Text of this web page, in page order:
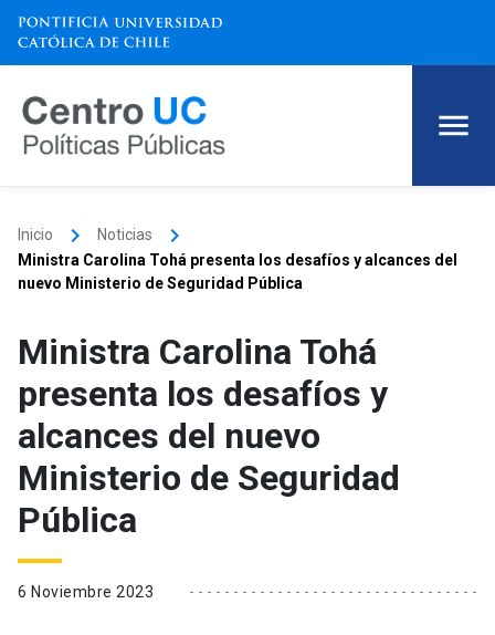
Inicio keyboard_arrow_right Noticias keyboard_arrow_right
Ministra Carolina Tohá presenta los desafíos y alcances del
nuevo Ministerio de Seguridad Pública
Ministra Carolina Tohá
presenta los desafíos y
alcances del nuevo
Ministerio de Seguridad
Pública
6 Noviembre 2023